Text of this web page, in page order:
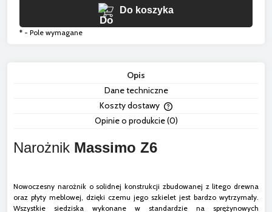
Do koszyka
* - Pole wymagane
Opis
Dane techniczne
Koszty dostawy
Cena nie zawiera
Opinie o produkcie (0)
Narożnik Massimo Z6
Nowoczesny narożnik o solidnej konstrukcji zbudowanej z litego drewna
oraz płyty meblowej, dzięki czemu jego szkielet jest bardzo wytrzymały.
Wszystkie siedziska wykonane w standardzie na sprężynowych